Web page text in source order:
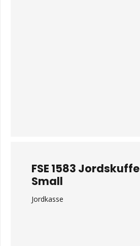
FSE 1583 Jordskuffe
Small
Jordkasse